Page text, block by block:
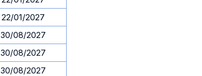
22/01/2027
30/08/2027
30/08/2027
30/08/2027